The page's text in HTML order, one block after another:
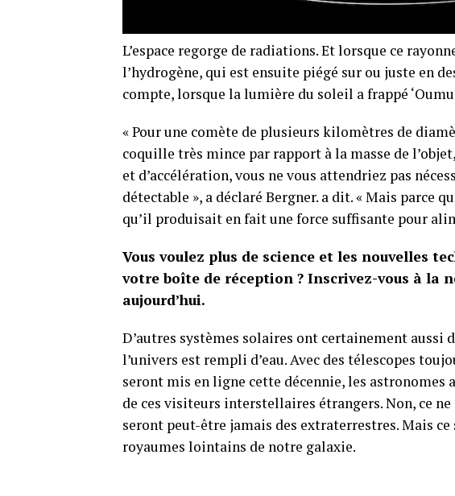
L’espace regorge de radiations. Et lorsque ce
l’hydrogène, qui est ensuite piégé sur ou juste en
compte, lorsque la lumière du soleil a frappé
« Pour une comète de plusieurs kilomètres de
coquille très mince par rapport à la masse de
et d’accélération, vous ne vous attendriez pas
détectable », a déclaré Bergner. a dit. « Mais parce
qu’il produisait en fait une force suffisante pour
Vous voulez plus de science et les nouvelles
votre boîte de réception ? Inscrivez-vous à la
aujourd’hui.
D’autres systèmes solaires ont certainement aussi
l’univers est rempli d’eau. Avec des télescopes
seront mis en ligne cette décennie, les astronomes
de ces visiteurs interstellaires étrangers. Non, ce
seront peut-être jamais des extraterrestres. Mais
royaumes lointains de notre galaxie.